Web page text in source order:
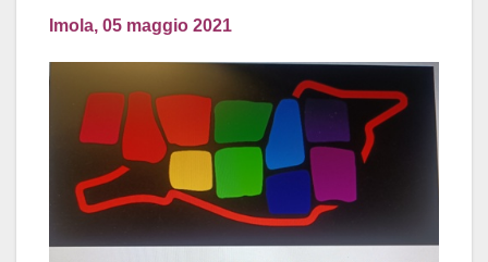
Imola, 05 maggio 2021